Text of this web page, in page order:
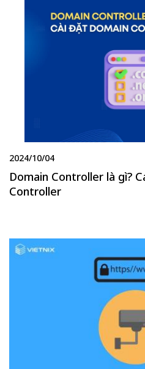
2024/10/04
Domain Controller là gì?
Controller